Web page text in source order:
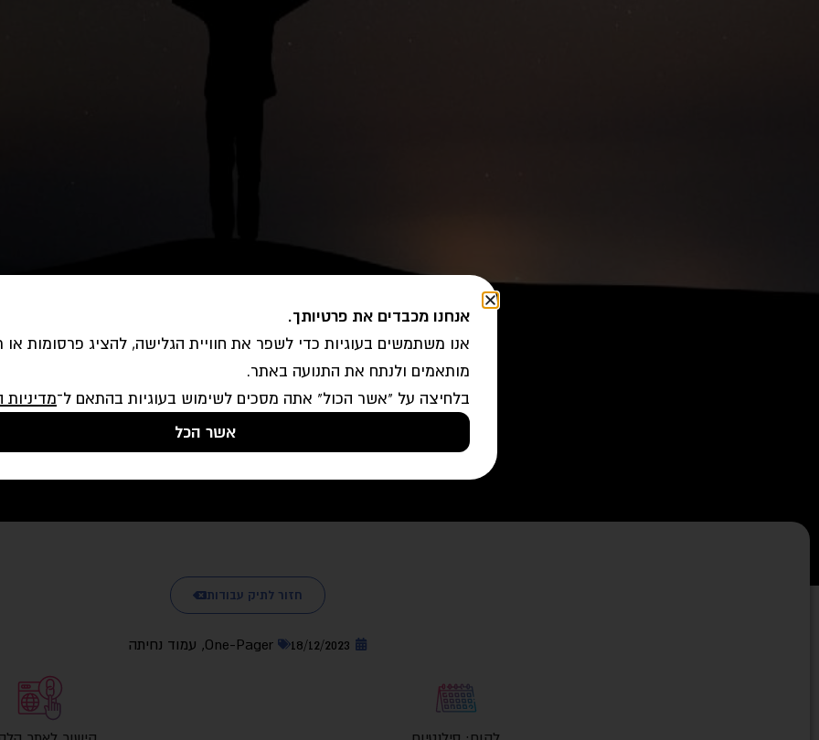
חזור לתיק עבודות
18/12/2023
One-Pager
, עמוד נחיתה
אנחנו מכבדים את פרטיותך.
אנו משתמשים בעוגיות כדי לשפר את חוויית הגלישה, להציג פרסומות או
מותאמים ולנתח את התנועה באתר.
בלחיצה על "אשר הכול" אתה מסכים לשימוש בעוגיות בהתאם ל־מדיניות
אשר הכל